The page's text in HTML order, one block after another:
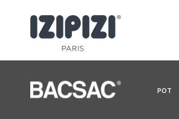
POT